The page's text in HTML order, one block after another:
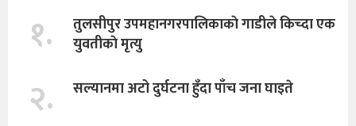
१.
तुलसीपुर उपमहानगरपालिकाकाे गाडीले किच्दा एक
युवतीकाे मृत्यु
२. सल्यानमा अटो दुर्घटना हुँदा पाँच जना घाइते